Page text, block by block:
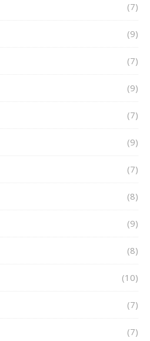
(7)
(9)
(7)
(9)
(7)
(9)
(7)
(8)
(9)
(8)
(10)
(7)
(7)